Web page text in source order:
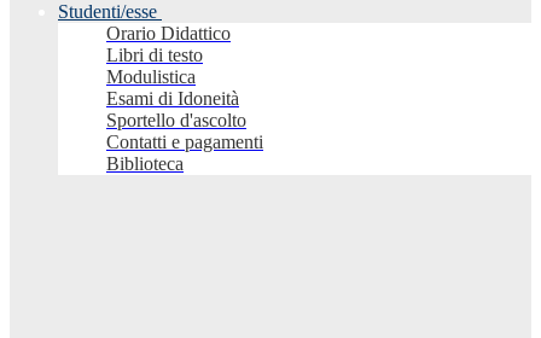
Studenti/esse
Orario Didattico
Libri di testo
Modulistica
Esami di Idoneità
Sportello d'ascolto
Contatti e pagamenti
Biblioteca